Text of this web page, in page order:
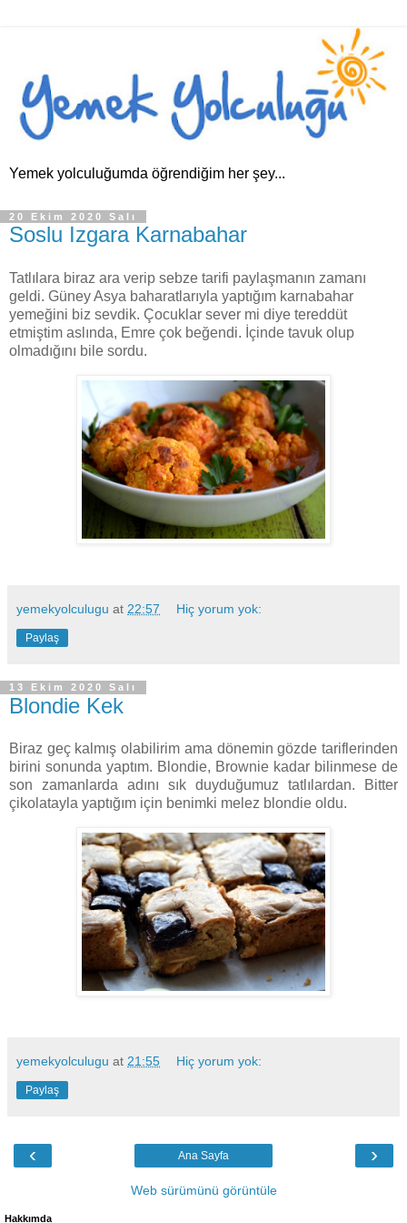
Yemek yolculuğumda öğrendiğim her şey...
20 Ekim 2020 Salı
Soslu Izgara Karnabahar
Tatlılara biraz ara verip sebze tarifi paylaşmanın zamanı
geldi. Güney Asya baharatlarıyla yaptığım karnabahar
yemeğini biz sevdik. Çocuklar sever mi diye tereddüt
etmiştim aslında, Emre çok beğendi. İçinde tavuk olup
olmadığını bile sordu.
yemekyolculugu at 22:57 Hiç yorum yok:
Paylaş
13 Ekim 2020 Salı
Blondie Kek
Biraz geç kalmış olabilirim ama dönemin gözde tariflerinden
birini sonunda yaptım. Blondie, Brownie kadar bilinmese de
son zamanlarda adını sık duyduğumuz tatlılardan. Bitter
çikolatayla yaptığım için benimki melez blondie oldu.
yemekyolculugu at 21:55 Hiç yorum yok:
Paylaş
‹ ›
Ana Sayfa
Web sürümünü görüntüle
Hakkımda